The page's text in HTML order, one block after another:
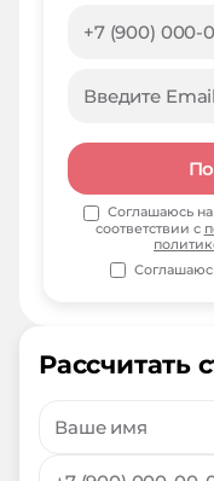
Рассчитать
Соглашаюсь
соответствии с